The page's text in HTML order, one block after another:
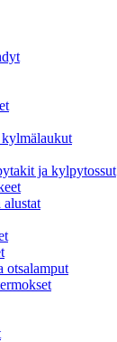
ja kylpytossut
otsalamput